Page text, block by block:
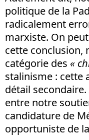
politique de la
radicalement
marxiste. On
cette conclusion,
catégorie des «
stalinisme : cette
détail secondaire.
entre notre
candidature de
opportuniste de